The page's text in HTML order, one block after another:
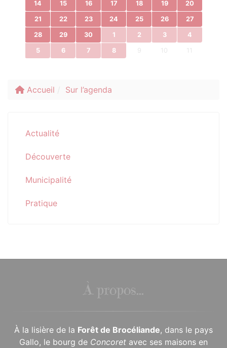
14 15 16 17 18 19 20
21 22 23 24 25 26 27
28 29 30 1 2 3 4
5 6 7 8 9 10
Accueil Sur l’agenda
Actualité
Découverte
Municipalité
Pratique
À propos...
À la lisière de la Forêt de Brocéliande, dans le pays
Gallo, le bourg de Concoret avec ses maisons en